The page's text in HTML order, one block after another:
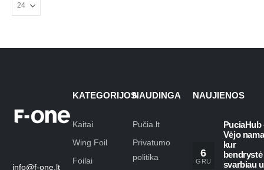
info@f-one.lt
KATEGORIJOS
Kaitai
Wing Foil
Foilai
NAUDINGA
Pučia.lt
Privatumo
politika
NAUJIENOS
6
GRU
PuciaHub
Vėjo
kur
bendrystė
svarbiau